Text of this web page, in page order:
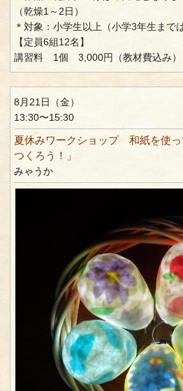
（乾燥1～2日）
＊対象：小学生以上（小学3年生まで
【定員6組12名】
講習料 1個 3,000円（教材費込み）
8月21日（金）
13:30〜15:30
夏休みワークショップ 和紙を使っ
つくろう！」
みゃうか